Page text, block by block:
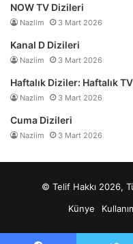
NOW TV Dizileri
Nazlim 3 Mart 2026
Kanal D Dizileri
Nazlim 3 Mart 2026
Haftalık Diziler: Haftalık
Nazlim 3 Mart 2026
Cuma Dizileri
Nazlim 3 Mart 2026
© Telif Hakkı 2026,
Künye